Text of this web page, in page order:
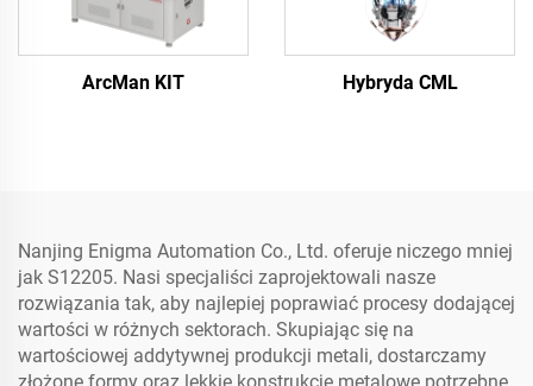
ArcMan KIT Hybryda CML
Nanjing Enigma Automation Co., Ltd. oferuje niczego mniej
jak S12205. Nasi specjaliści zaprojektowali nasze
rozwiązania tak, aby najlepiej poprawiać procesy dodającej
wartości w różnych sektorach. Skupiając się na
wartościowej addytywnej produkcji metali, dostarczamy
złożone formy oraz lekkie konstrukcje metalowe potrzebne